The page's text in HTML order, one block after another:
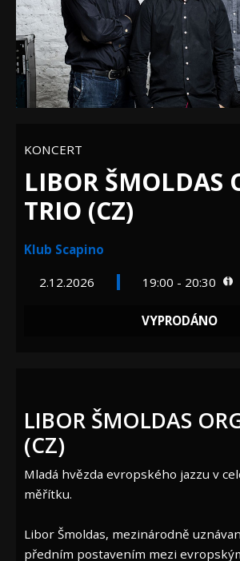
KONCERT
LIBOR ŠMOLDAS
TRIO (CZ)
Klub Scapino
2.12.2026 19:00 - 20:30
VYPRODÁNO
LIBOR ŠMOLDAS
(CZ)
Mladá hvězda evropského jazzu v
měřítku.
Libor Šmoldas, mezinárodně
předním postavením mezi